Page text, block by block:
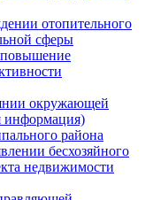
отопительного
сферы
повышение
окружающей
информация)
района
бесхозяйного
недвижимости